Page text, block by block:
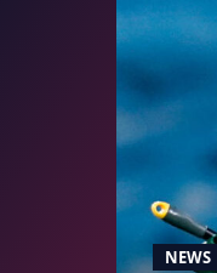
NEWS